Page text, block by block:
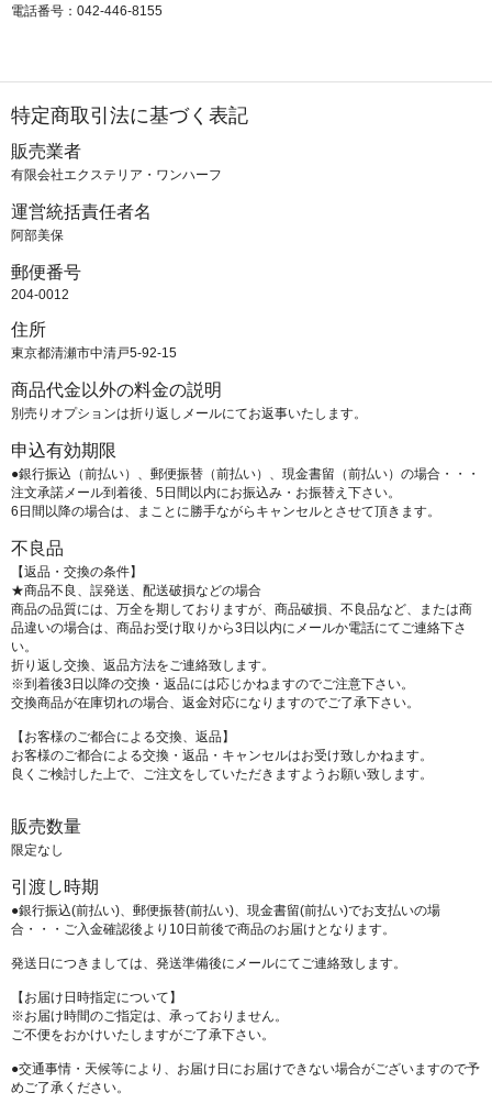
電話番号：042-446-8155
特定商取引法に基づく表記
販売業者
有限会社エクステリア・ワンハーフ
運営統括責任者名
阿部美保
郵便番号
204-0012
住所
東京都清瀬市中清戸5-92-15
商品代金以外の料金の説明
別売りオプションは折り返しメールにてお返事いたします。
申込有効期限
●銀行振込（前払い）、郵便振替（前払い）、現金書留（前払い）の場合・・・
注文承諾メール到着後、5日間以内にお振込み・お振替え下さい。
6日間以降の場合は、まことに勝手ながらキャンセルとさせて頂きます。
不良品
【返品・交換の条件】
★商品不良、誤発送、配送破損などの場合
商品の品質には、万全を期しておりますが、商品破損、不良品など、または商
品違いの場合は、商品お受け取りから3日以内にメールか電話にてご連絡下さ
い。
折り返し交換、返品方法をご連絡致します。
※到着後3日以降の交換・返品には応じかねますのでご注意下さい。
交換商品が在庫切れの場合、返金対応になりますのでご了承下さい。
【お客様のご都合による交換、返品】
お客様のご都合による交換・返品・キャンセルはお受け致しかねます。
良くご検討した上で、ご注文をしていただきますようお願い致します。
販売数量
限定なし
引渡し時期
●銀行振込(前払い)、郵便振替(前払い)、現金書留(前払い)でお支払いの場
合・・・ご入金確認後より10日前後で商品のお届けとなります。
発送日につきましては、発送準備後にメールにてご連絡致します。
【お届け日時指定について】
※お届け時間のご指定は、承っておりません。
ご不便をおかけいたしますがご了承下さい。
●交通事情・天候等により、お届け日にお届けできない場合がございますので予
めご了承ください。